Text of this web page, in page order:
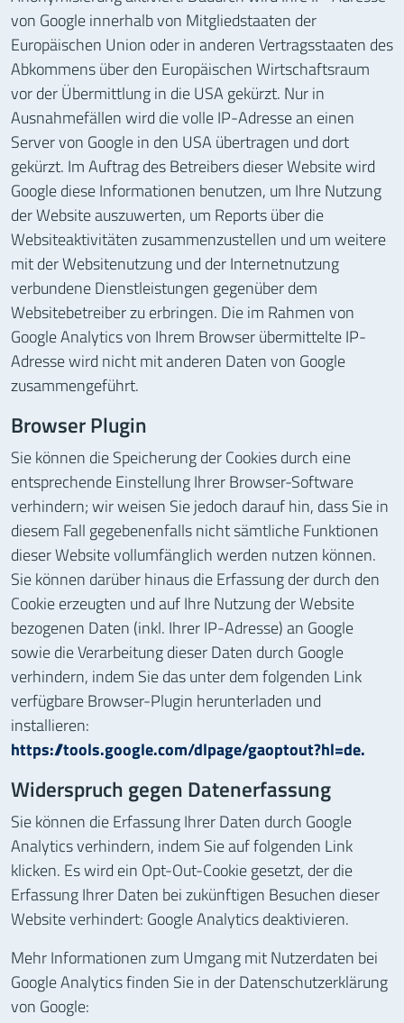
von Google innerhalb von Mitgliedstaaten der
Europäischen Union oder in anderen Vertragsstaaten des
Abkommens über den Europäischen Wirtschaftsraum
vor der Übermittlung in die USA gekürzt. Nur in
Ausnahmefällen wird die volle IP-Adresse an einen
Server von Google in den USA übertragen und dort
gekürzt. Im Auftrag des Betreibers dieser Website wird
Google diese Informationen benutzen, um Ihre Nutzung
der Website auszuwerten, um Reports über die
Websiteaktivitäten zusammenzustellen und um weitere
mit der Websitenutzung und der Internetnutzung
verbundene Dienstleistungen gegenüber dem
Websitebetreiber zu erbringen. Die im Rahmen von
Google Analytics von Ihrem Browser übermittelte IP-
Adresse wird nicht mit anderen Daten von Google
zusammengeführt.
Browser Plugin
Sie können die Speicherung der Cookies durch eine
entsprechende Einstellung Ihrer Browser-Software
verhindern; wir weisen Sie jedoch darauf hin, dass Sie in
diesem Fall gegebenenfalls nicht sämtliche Funktionen
dieser Website vollumfänglich werden nutzen können.
Sie können darüber hinaus die Erfassung der durch den
Cookie erzeugten und auf Ihre Nutzung der Website
bezogenen Daten (inkl. Ihrer IP-Adresse) an Google
sowie die Verarbeitung dieser Daten durch Google
verhindern, indem Sie das unter dem folgenden Link
verfügbare Browser-Plugin herunterladen und
installieren:
https://tools.google.com/dlpage/gaoptout?hl=de.
Widerspruch gegen Datenerfassung
Sie können die Erfassung Ihrer Daten durch Google
Analytics verhindern, indem Sie auf folgenden Link
klicken. Es wird ein Opt-Out-Cookie gesetzt, der die
Erfassung Ihrer Daten bei zukünftigen Besuchen dieser
Website verhindert: Google Analytics deaktivieren.
Mehr Informationen zum Umgang mit Nutzerdaten bei
Google Analytics finden Sie in der Datenschutzerklärung
von Google: